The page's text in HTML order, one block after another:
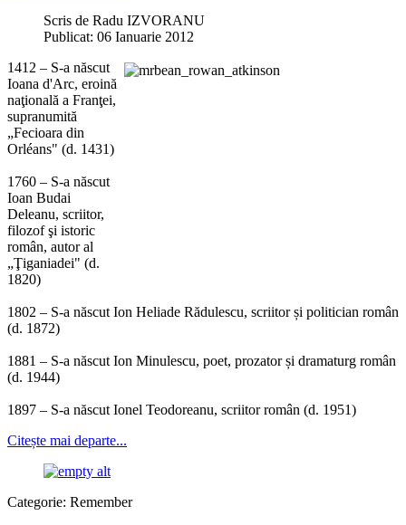
Scris de Radu IZVORANU
Publicat: 06 Ianuarie 2012
1412 – S-a născut
Ioana d'Arc, eroină
naţională a Franţei,
supranumită
„Fecioara din
Orléans" (d. 1431)
1760 – S-a născut
Ioan Budai
Deleanu, scriitor,
filozof şi istoric
român, autor al
„Ţiganiadei" (d.
1820)
1802 – S-a născut Ion Heliade Rădulescu, scriitor și politician român
(d. 1872)
1881 – S-a născut Ion Minulescu, poet, prozator și dramaturg român
(d. 1944)
1897 – S-a născut Ionel Teodoreanu, scriitor român (d. 1951)
Citește mai departe...
Categorie: Remember